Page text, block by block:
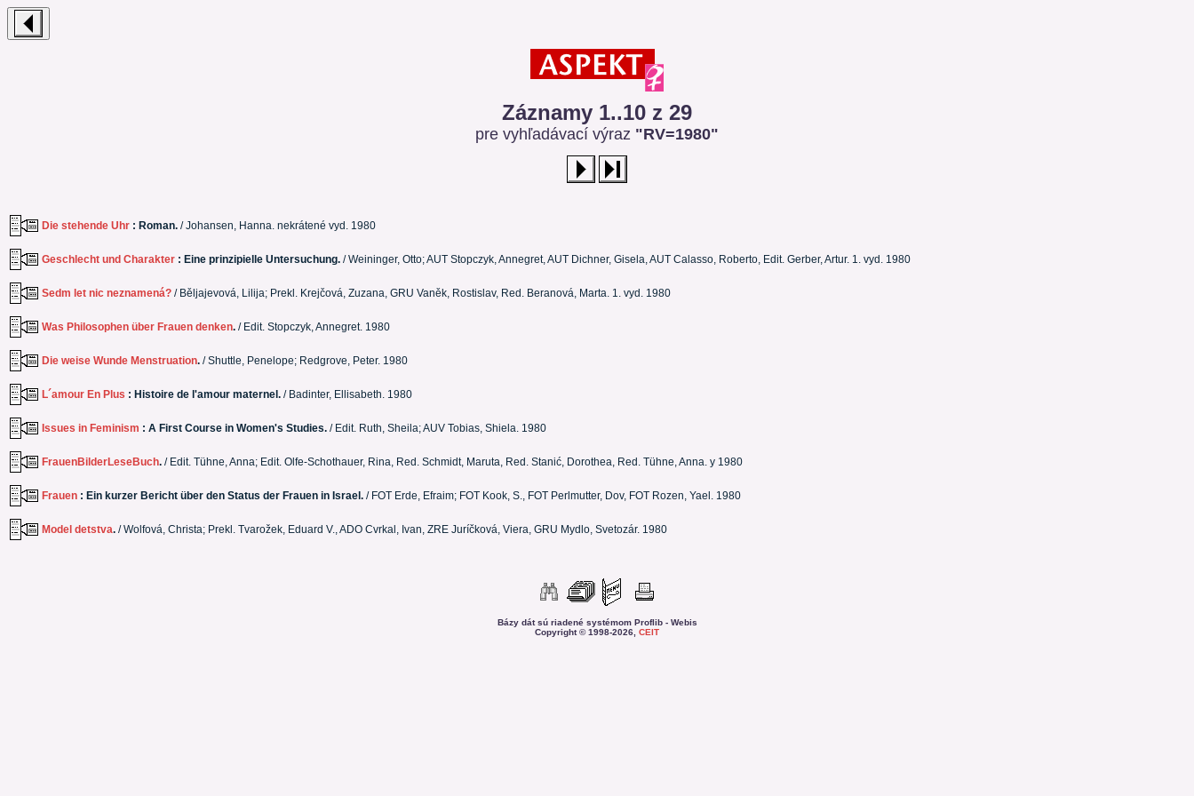
Záznamy 1..10 z 29
pre vyhľadávací výraz "RV=1980"
Die stehende Uhr : Roman. / Johansen, Hanna. nekrátené vyd. 1980
Geschlecht und Charakter : Eine prinzipielle Untersuchung. / Weininger, Otto; AUT Stopczyk, Annegret, AUT Dichner, Gisela, AUT Calasso, Roberto, Edit. Gerber, Artur. 1. vyd. 1980
Sedm let nic neznamená? / Běljajevová, Lilija; Prekl. Krejčová, Zuzana, GRU Vaněk, Rostislav, Red. Beranová, Marta. 1. vyd. 1980
Was Philosophen über Frauen denken. / Edit. Stopczyk, Annegret. 1980
Die weise Wunde Menstruation. / Shuttle, Penelope; Redgrove, Peter. 1980
L´amour En Plus : Histoire de l'amour maternel. / Badinter, Ellisabeth. 1980
Issues in Feminism : A First Course in Women's Studies. / Edit. Ruth, Sheila; AUV Tobias, Shiela. 1980
FrauenBilderLeseBuch. / Edit. Tühne, Anna; Edit. Olfe-Schothauer, Rina, Red. Schmidt, Maruta, Red. Stanić, Dorothea, Red. Tühne, Anna. y 1980
Frauen : Ein kurzer Bericht über den Status der Frauen in Israel. / FOT Erde, Efraim; FOT Kook, S., FOT Perlmutter, Dov, FOT Rozen, Yael. 1980
Model detstva. / Wolfová, Christa; Prekl. Tvarožek, Eduard V., ADO Cvrkal, Ivan, ZRE Juríčková, Viera, GRU Mydlo, Svetozár. 1980
Bázy dát sú riadené systémom Proflib - Webis
Copyright © 1998-2026, CEIT